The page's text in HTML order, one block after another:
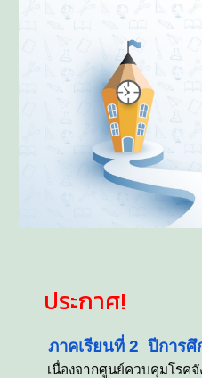
ประกาศ!
ภาคเรียนที่ 2 ปีการศึ
เนื่องจากศูนย์ควบคุมโรคจั